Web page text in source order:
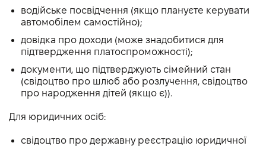
водійське посвідчення (якщо плануєте керувати
автомобілем самостійно);
довідка про доходи (може знадобитися для
підтвердження платоспроможності);
документи, що підтверджують сімейний стан
(свідоцтво про шлюб або розлучення, свідоцтво
про народження дітей (якщо є)).
Для юридичних осіб:
свідоцтво про державну реєстрацію юридичної